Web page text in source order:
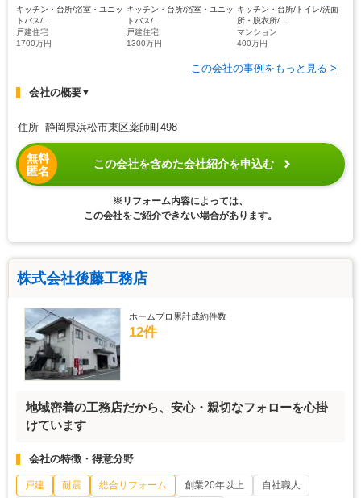
キッチン・台所/浴室・ユニッ
トバス/...
戸建住宅
1700万円
キッチン・台所/浴室・ユニッ
トバス/...
戸建住宅
1300万円
キッチン・台所/トイレ/洗面
所・脱衣所/...
マンション
400万円
この会社の事例をもっと見る >
会社の概要▼
住所 静岡県浜松市東区薬師町498
無料
匿名
この会社を含めた会社紹介を申込む
※リフォーム内容によっては、
この会社をご紹介できない場合があります。
株式会社後藤工務店
ホームプロ累計成約件数
12件
地域密着の工務店だから、安心・親切なフォローを心掛
けています
会社の特徴・得意分野
戸建 耐震 総合リフォーム 創業20年以上
自社職人